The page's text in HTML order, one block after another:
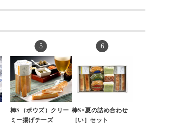
棒S（ボウズ）クリー
ミー揚げチーズ
棒S×夏の詰め合わせ
［い］セット